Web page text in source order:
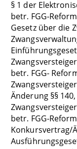
§ 1 der
betr. FGG-
Gesetz über die
betr. FGG-
Änderung §§
betr. FGG-
Konkursvertrag/